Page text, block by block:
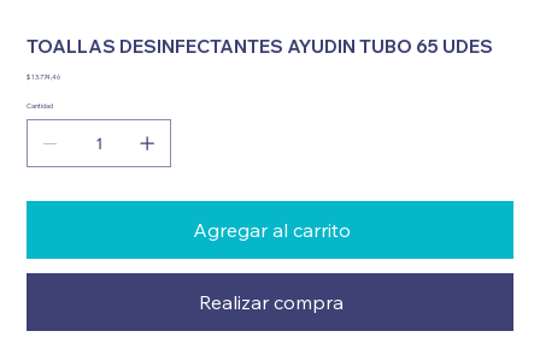
TOALLAS DESINFECTANTES AYUDIN TUBO 65 UDES
Precio
$ 13.774,46
Cantidad
Agregar al carrito
Realizar compra